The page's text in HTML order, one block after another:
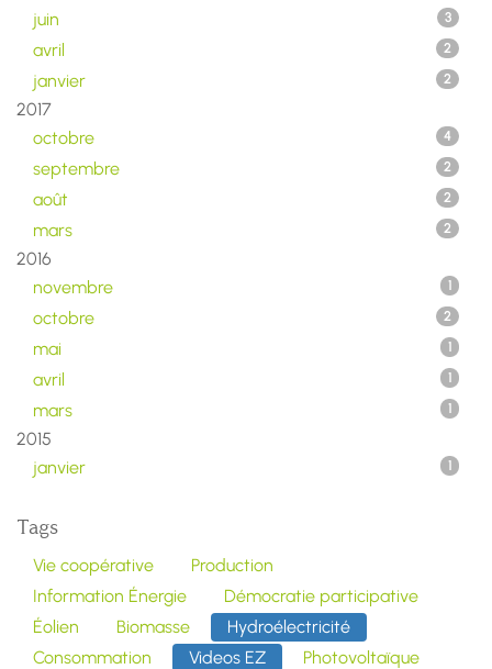
juin 3
avril 2
janvier 2
2017
octobre
4
septembre 2
août 2
mars 2
2016
novembre
1
octobre 2
mai 1
avril 1
mars 1
2015
janvier
1
Tags
Vie coopérative
Production
Information Énergie
Démocratie participative
Éolien
Biomasse
Hydroélectricité
Consommation
Videos EZ
Photovoltaïque